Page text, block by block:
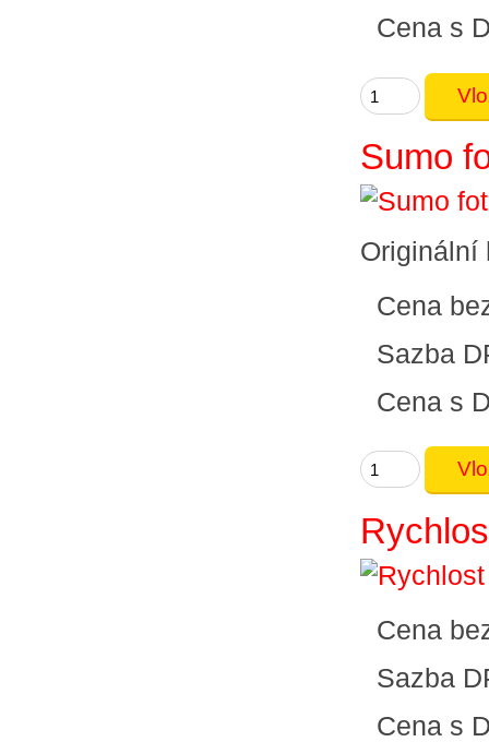
Cena s
Sumo
Originální
Cena
Sazba
Cena s
Cena
Sazba
Cena s